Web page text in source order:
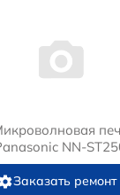
NN-
Заказать ремонт